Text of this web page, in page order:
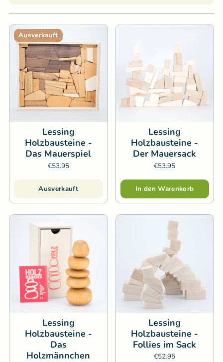
Ausverkauft
Lessing
Holzbausteine -
Das Mauerspiel
€53.95
Ausverkauft
Lessing
Holzbausteine -
Der Mauersack
€53.95
Menge
In den Warenkorb
Lessing
Holzbausteine -
Das
Holzmännchen
Lessing
Holzbausteine -
Follies im Sack
€52.95